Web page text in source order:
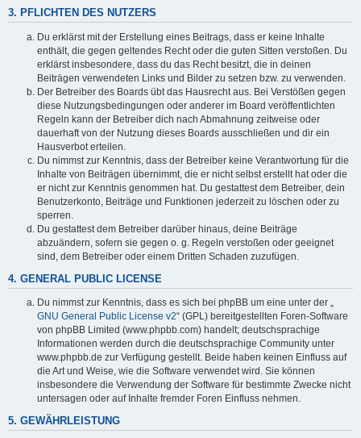
3. PFLICHTEN DES NUTZERS
Du erklärst mit der Erstellung eines Beitrags, dass er keine Inhalte
enthält, die gegen geltendes Recht oder die guten Sitten verstoßen. Du
erklärst insbesondere, dass du das Recht besitzt, die in deinen
Beiträgen verwendeten Links und Bilder zu setzen bzw. zu verwenden.
Der Betreiber des Boards übt das Hausrecht aus. Bei Verstößen gegen
diese Nutzungsbedingungen oder anderer im Board veröffentlichten
Regeln kann der Betreiber dich nach Abmahnung zeitweise oder
dauerhaft von der Nutzung dieses Boards ausschließen und dir ein
Hausverbot erteilen.
Du nimmst zur Kenntnis, dass der Betreiber keine Verantwortung für die
Inhalte von Beiträgen übernimmt, die er nicht selbst erstellt hat oder die
er nicht zur Kenntnis genommen hat. Du gestattest dem Betreiber, dein
Benutzerkonto, Beiträge und Funktionen jederzeit zu löschen oder zu
sperren.
Du gestattest dem Betreiber darüber hinaus, deine Beiträge
abzuändern, sofern sie gegen o. g. Regeln verstoßen oder geeignet
sind, dem Betreiber oder einem Dritten Schaden zuzufügen.
4. GENERAL PUBLIC LICENSE
Du nimmst zur Kenntnis, dass es sich bei phpBB um eine unter der „
GNU General Public License v2“ (GPL) bereitgestellten Foren-Software
von phpBB Limited (www.phpbb.com) handelt; deutschsprachige
Informationen werden durch die deutschsprachige Community unter
www.phpbb.de zur Verfügung gestellt. Beide haben keinen Einfluss auf
die Art und Weise, wie die Software verwendet wird. Sie können
insbesondere die Verwendung der Software für bestimmte Zwecke nicht
untersagen oder auf Inhalte fremder Foren Einfluss nehmen.
5. GEWÄHRLEISTUNG